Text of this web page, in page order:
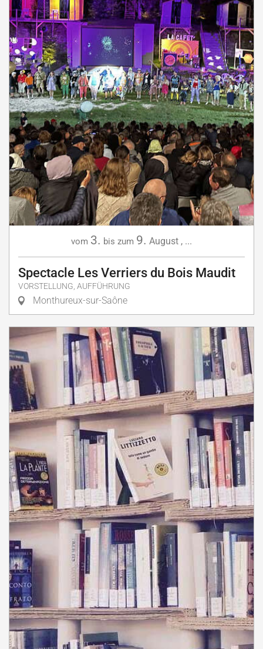
vom 3. bis zum 9. August , ...
Spectacle Les Verriers du Bois Maudit
VORSTELLUNG, AUFFÜHRUNG
Monthureux-sur-Saône